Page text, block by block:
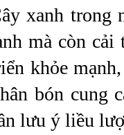
xanh trong
mà còn cải
khỏe
bón cung
lưu ý liều